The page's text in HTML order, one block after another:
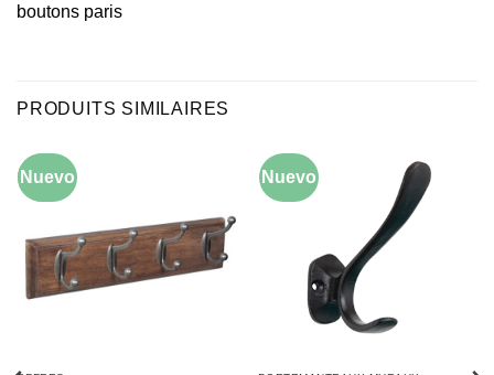
boutons paris
PRODUITS SIMILAIRES
-10%
Nuevo Nuevo